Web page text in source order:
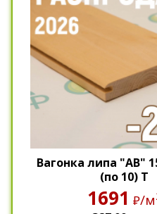
Вагонка липа "АВ"
(по 10) Т
1691 ₽/м